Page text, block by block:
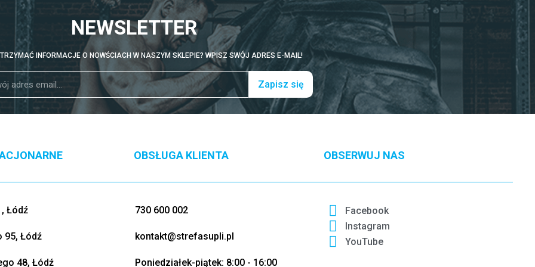
NEWSLETTER
INFORMACJE O NOWŚCIACH W NASZYM SKLEPIE? WPISZ SWÓJ ADRES E-MAIL!
Zapisz się
Łódź
95, Łódź
48, Łódź
OBSŁUGA KLIENTA
730 600 002
kontakt@strefasupli.pl
Poniedziałek-piątek: 8:00 - 16:00
OBSERWUJ NAS
Facebook
Instagram
YouTube